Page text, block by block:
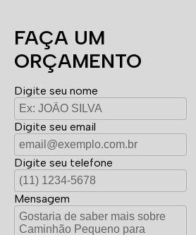
FAÇA UM
ORÇAMENTO
Digite seu nome
Digite seu email
Digite seu telefone
Mensagem